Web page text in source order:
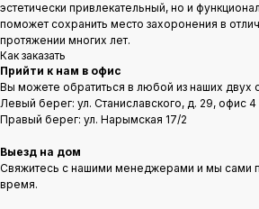
эстетически привлекательный, но и
поможет сохранить место захоронения в
протяжении многих лет.
Как заказать
Прийти к нам в офис
Вы можете обратиться в любой из наших двух
Левый берег: ул. Станиславского, д. 29, офис 4
Правый берег: ул. Нарымская 17/2
Выезд на дом
Свяжитесь с нашими менеджерами и мы сами
время.